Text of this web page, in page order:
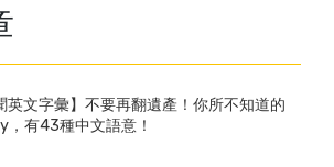
英文字彙】不要再翻遺產！你所不知道的
，有43種中文語意！